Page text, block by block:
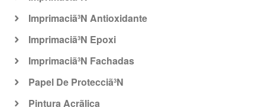
Imprimaciã³N Antioxidante
Imprimaciã³N Epoxi
Imprimaciã³N Fachadas
Papel De Protecciã³N
Pintura Acrã­lica